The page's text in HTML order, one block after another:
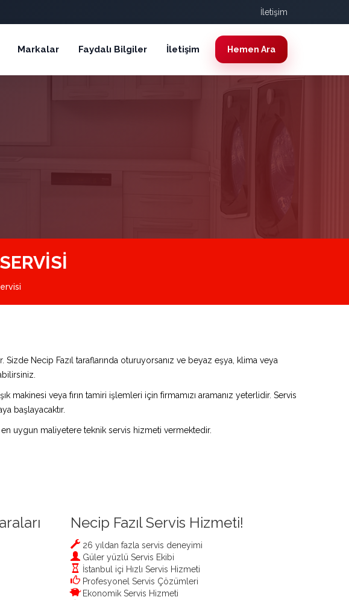
İletişim
Markalar Faydalı Bilgiler İletişim Hemen Ara
Necip Fazıl taraflarında oturuyorsanız ve beyaz eşya, klima veya
makinesi veya fırın tamiri işlemleri için firmamızı aramanız yeterlidir. Servis
başlayacaktır.
uygun maliyetere teknik servis hizmeti vermektedir.
Necip Fazıl Servis Hizmeti!
26 yıldan fazla servis deneyimi
Güler yüzlü Servis Ekibi
İstanbul içi Hızlı Servis Hizmeti
Profesyonel Servis Çözümleri
Ekonomik Servis Hizmeti